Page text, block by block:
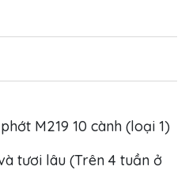
M219 10 cành (loại 1)
tươi lâu (Trên 4 tuần ở